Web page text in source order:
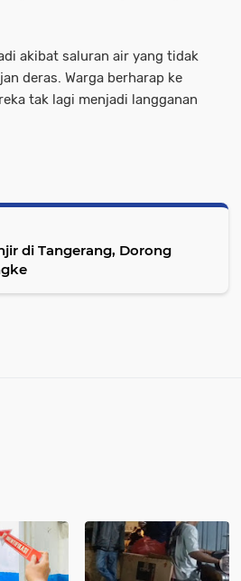
akibat saluran air yang tidak
deras. Warga berharap ke
tak lagi menjadi langganan
di Tangerang, Dorong